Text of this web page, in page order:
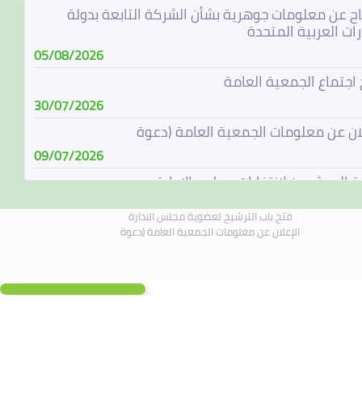
عن معلومات جوهرية بشأن الشركة التابعة بدولة
العربية المتحدة
05/08/2026
اجتماع الجمعية العامة
30/07/2026
عن معلومات الجمعية العامة (دعوة
09/07/2026
المرشحين لإنتخابات مجلس الإدارة
08/07/2026
الترشيح لعضوية مجلس الادارة
فتح باب الترشيح لعضوية مجلس الادارة
الإعلان عن معلومات الجمعية العامة (دعوة